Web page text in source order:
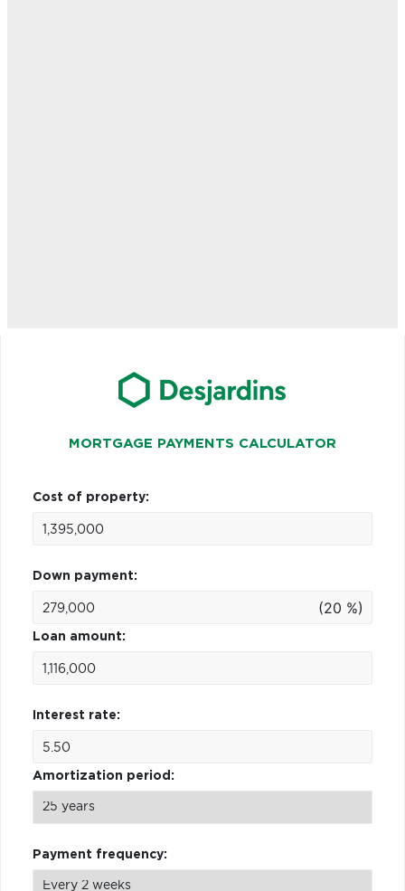
MORTGAGE PAYMENTS CALCULATOR
Cost of property:
Down payment:
(20 %)
Loan amount:
Interest rate:
Amortization period:
Payment frequency: